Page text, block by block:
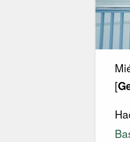
[